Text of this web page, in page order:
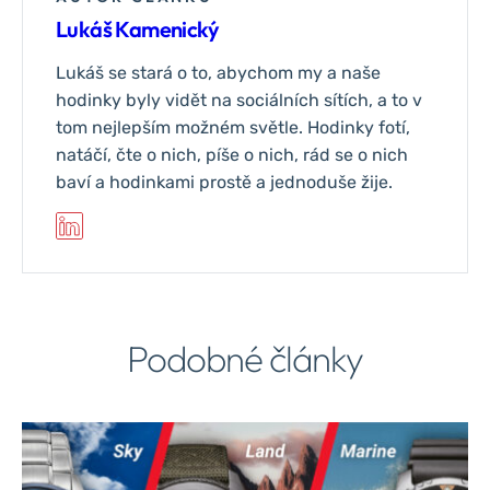
Lukáš Kamenický
Lukáš se stará o to, abychom my a naše
hodinky byly vidět na sociálních sítích, a to v
tom nejlepším možném světle. Hodinky fotí,
natáčí, čte o nich, píše o nich, rád se o nich
baví a hodinkami prostě a jednoduše žije.
Podobné články